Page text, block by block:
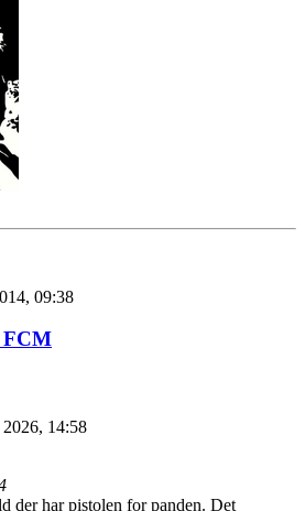
09:38
FCM
2026, 14:58
der har pistolen for panden. Det